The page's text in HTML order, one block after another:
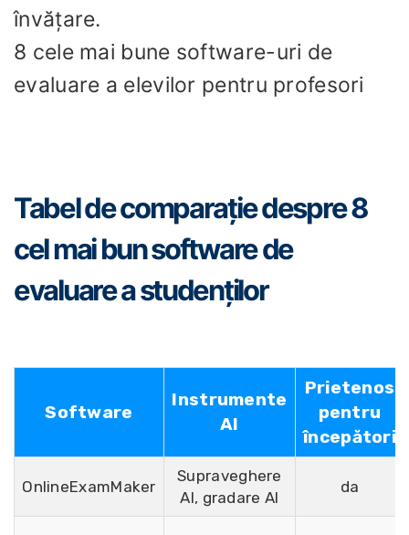
învățare.
8 cele mai bune software-uri de
evaluare a elevilor pentru profesori
Tabel de comparație despre 8
cel mai bun software de
evaluare a studenților
Software
Instrumente
AI
Prietenos
pentru
începători
OnlineExamMaker
Supraveghere
AI, gradare AI
da